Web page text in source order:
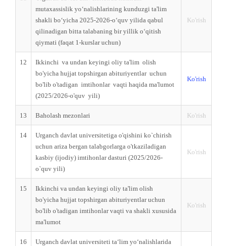
mutaxassislik yo‘nalishlarining kunduzgi ta'lim
shakli bo‘yicha 2025-2026-o‘quv yilida qabul
qilinadigan bitta talabaning bir yillik o‘qitish
qiymati (faqat 1-kurslar uchun)
Ko'rish
12
Ikkinchi vа undаn keyingi oliy ta'lim olish
bo'yicha hujjat topshirgan аbituriуеntlаr uсhun
bo'lib o'tadigan imtihonlar vaqti haqida ma'lumot
(2025/2026-o'quv yili)
Ko'rish
13 Baholash mezonlari Ko'rish
14
Urganch davlat universitetiga o'qishini ko`chirish
uchun ariza bergan talabgorlarga o'tkaziladigan
kasbiy (ijodiy) imtihonlar dasturi (2025/2026-
o`quv yili)
Ko'rish
15
Ikkinchi va undan keyingi oliy ta'lim olish
bo'yicha hujjat topshirgan abituriyentlar uchun
bo'lib o'tadigan imtihonlar vaqti va shakli xususida
ma'lumot
Ko'rish
16
Urganch davlat universiteti taʻlim yoʻnalishlarida